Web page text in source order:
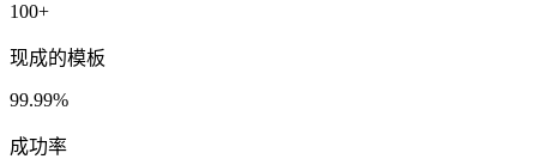
100+
现成的模板
99.99%
成功率